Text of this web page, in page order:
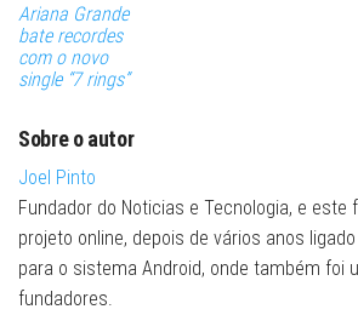
Ariana Grande
bate recordes
com o novo
single “7 rings”
Sobre o autor
Joel Pinto
Fundador do Noticias e Tecnologia, e este
projeto online, depois de vários anos
para o sistema Android, onde também foi
fundadores.